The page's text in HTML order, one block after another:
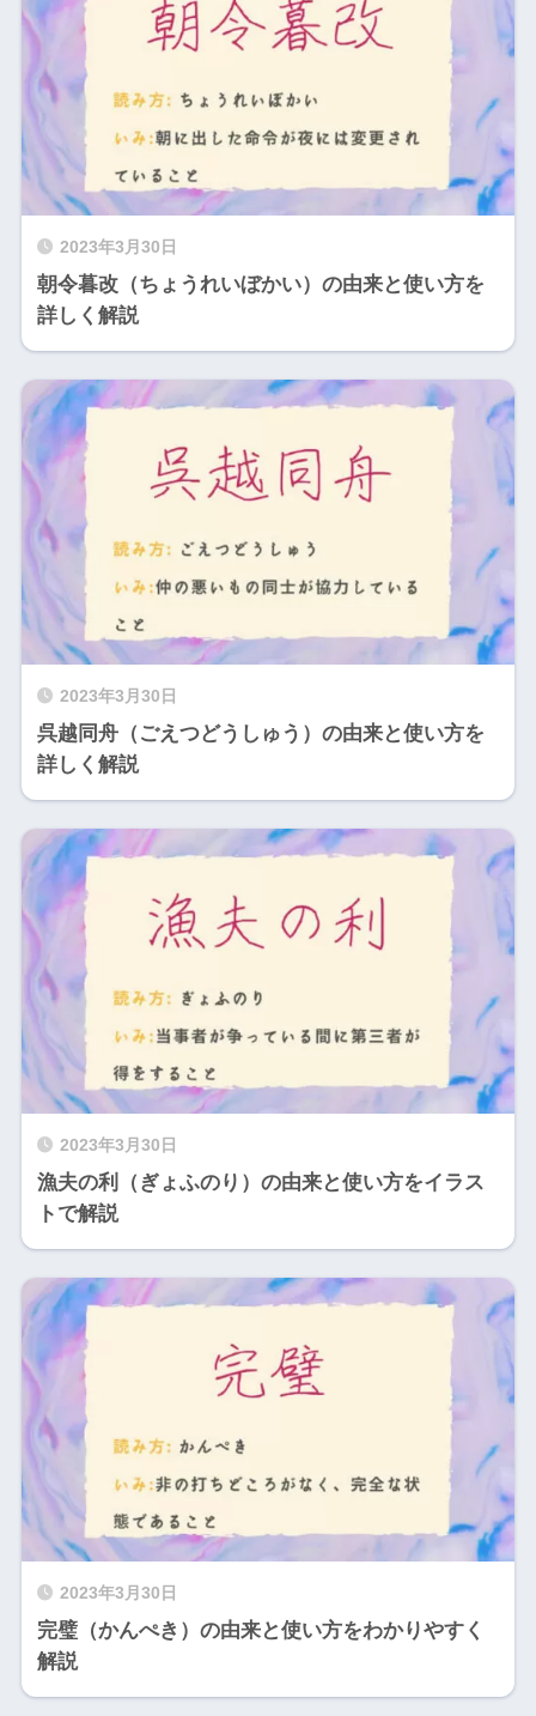
2023年3月30日
朝令暮改（ちょうれいぼかい）の由来と使い方を
詳しく解説
2023年3月30日
呉越同舟（ごえつどうしゅう）の由来と使い方を
詳しく解説
2023年3月30日
漁夫の利（ぎょふのり）の由来と使い方をイラス
トで解説
2023年3月30日
完璧（かんぺき）の由来と使い方をわかりやすく
解説